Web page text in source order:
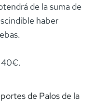
de la suma de
haber
40€.
de Palos de la